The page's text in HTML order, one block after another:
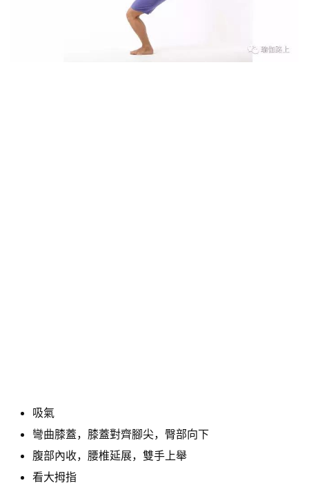
吸氣
彎曲膝蓋，膝蓋對齊腳尖，臀部向下
腹部內收，腰椎延展，雙手上舉
看大拇指